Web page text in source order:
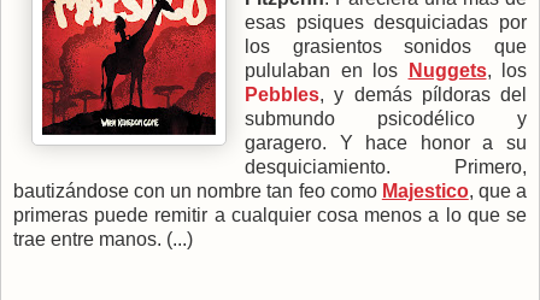
esas psiques desquiciadas por
los grasientos sonidos que
pululaban en los
Nuggets, los
Pebbles, y demás píldoras del
submundo psicodélico y
garagero. Y hace honor a su
desquiciamiento. Primero,
bautizándose con un nombre tan feo como Majestico, que a
primeras puede remitir a cualquier cosa menos a lo que se
trae entre manos. (...)